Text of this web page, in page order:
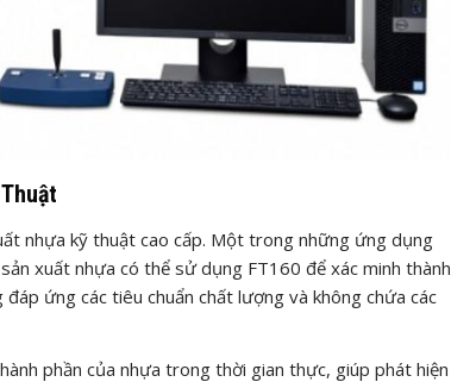
nhựa kỹ thuật cao cấp. Một trong những ứng dụng
xuất nhựa có thể sử dụng FT160 để xác minh thành
ứng các tiêu chuẩn chất lượng và không chứa các
phần của nhựa trong thời gian thực, giúp phát hiện